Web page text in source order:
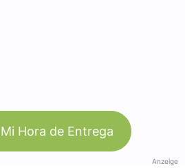
Hora de Entrega
Anzeige